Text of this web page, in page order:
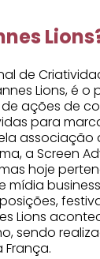
de
Lions, é o
ações de
para
associação
a Screen
hoje
mídia
Lions
sendo
França.